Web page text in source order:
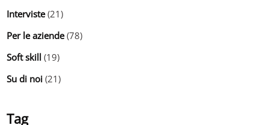
Interviste(21)
Per le aziende(78)
Soft skill (19)
Su di noi (21)
Tag